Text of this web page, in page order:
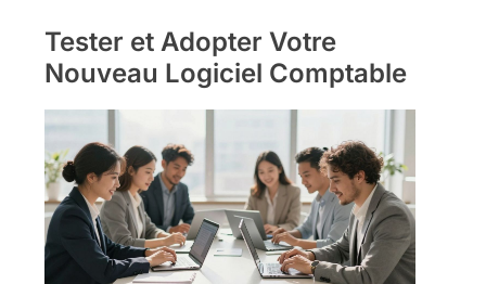
Tester et Adopter Votre
Nouveau Logiciel Comptable